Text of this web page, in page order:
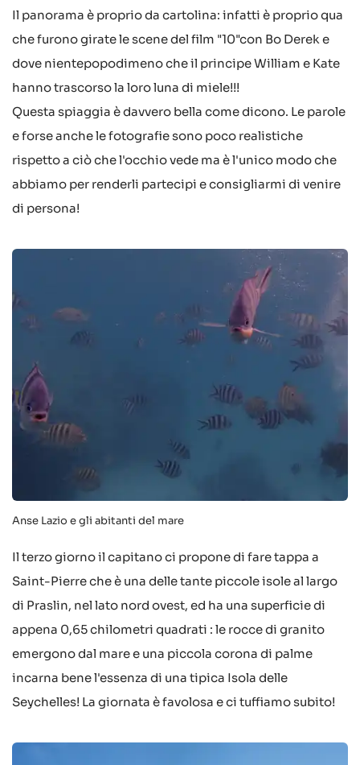
Il panorama è proprio da cartolina: infatti è proprio qua
che furono girate le scene del film "10"con Bo Derek e
dove nientepopodimeno che il principe William e Kate
hanno trascorso la loro luna di miele!!!
Questa spiaggia è davvero bella come dicono. Le parole
e forse anche le fotografie sono poco realistiche
rispetto a ciò che l'occhio vede ma è l'unico modo che
abbiamo per renderli partecipi e consigliarmi di venire
di persona!
Anse Lazio e gli abitanti del mare
Il terzo giorno il capitano ci propone di fare tappa a
Saint-Pierre che è una delle tante piccole isole al largo
di Praslin, nel lato nord ovest, ed ha una superficie di
appena 0,65 chilometri quadrati : le rocce di granito
emergono dal mare e una piccola corona di palme
incarna bene l'essenza di una tipica Isola delle
Seychelles! La giornata è favolosa e ci tuffiamo subito!